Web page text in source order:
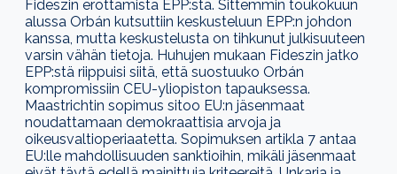
Fideszin erottamista EPP:stä. Sittemmin toukokuun
alussa Orbán kutsuttiin keskusteluun EPP:n johdon
kanssa, mutta keskustelusta on tihkunut julkisuuteen
varsin vähän tietoja. Huhujen mukaan Fideszin jatko
EPP:stä riippuisi siitä, että suostuuko Orbán
kompromissiin CEU-yliopiston tapauksessa.
Maastrichtin sopimus sitoo EU:n jäsenmaat
noudattamaan demokraattisia arvoja ja
oikeusvaltioperiaatetta. Sopimuksen artikla 7 antaa
EU:lle mahdollisuuden sanktioihin, mikäli jäsenmaat